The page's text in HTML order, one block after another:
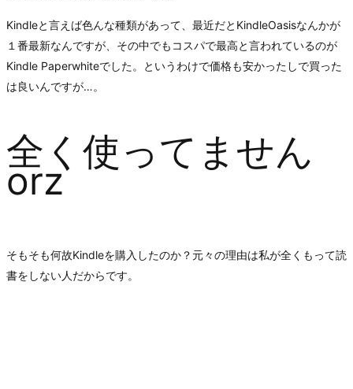
Kindleと言えば色んな種類があって、最近だとKindleOasisなんかが
１番最新なんですが、その中でもコスパで最高と言われているのが
Kindle Paperwhiteでした。というわけで価格も安かったしで買った
は良いんですが…。
全く使ってません
orz
そもそも何故Kindleを購入したのか？元々の理由は私が全くもって読
書をしない人だからです。